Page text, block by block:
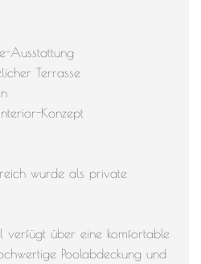
Ausstattung
Terrasse
Konzept
wurde als private
verfügt über eine komfortable
Poolabdeckung und